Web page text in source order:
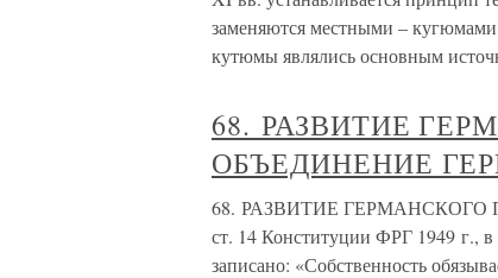
заменяются местными –
кутюмы являлись основным
68. РАЗВИТИЕ
ОБЪЕДИНЕНИЕ
68. РАЗВИТИЕ ГЕРМАНСКОГО
ст. 14 Конституции ФРГ 1949 г., в
записано: «Собственность